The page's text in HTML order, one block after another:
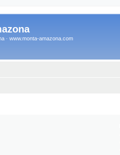
· www.monta-amazona.com